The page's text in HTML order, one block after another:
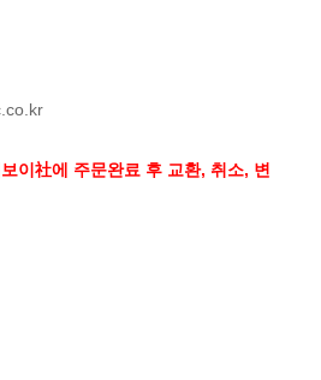
이社에 주문완료 후 교환, 취소, 변